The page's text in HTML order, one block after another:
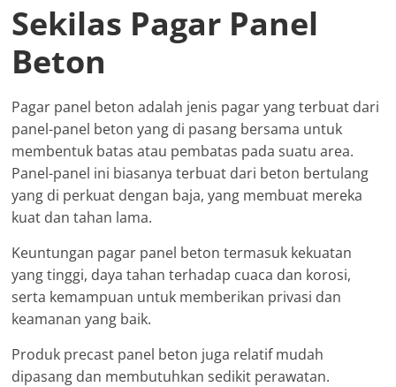
Sekilas Pagar Panel
Beton
Pagar panel beton adalah jenis pagar yang terbuat dari
panel-panel beton yang di pasang bersama untuk
membentuk batas atau pembatas pada suatu area.
Panel-panel ini biasanya terbuat dari beton bertulang
yang di perkuat dengan baja, yang membuat mereka
kuat dan tahan lama.
Keuntungan pagar panel beton termasuk kekuatan
yang tinggi, daya tahan terhadap cuaca dan korosi,
serta kemampuan untuk memberikan privasi dan
keamanan yang baik.
Produk precast panel beton juga relatif mudah
dipasang dan membutuhkan sedikit perawatan.